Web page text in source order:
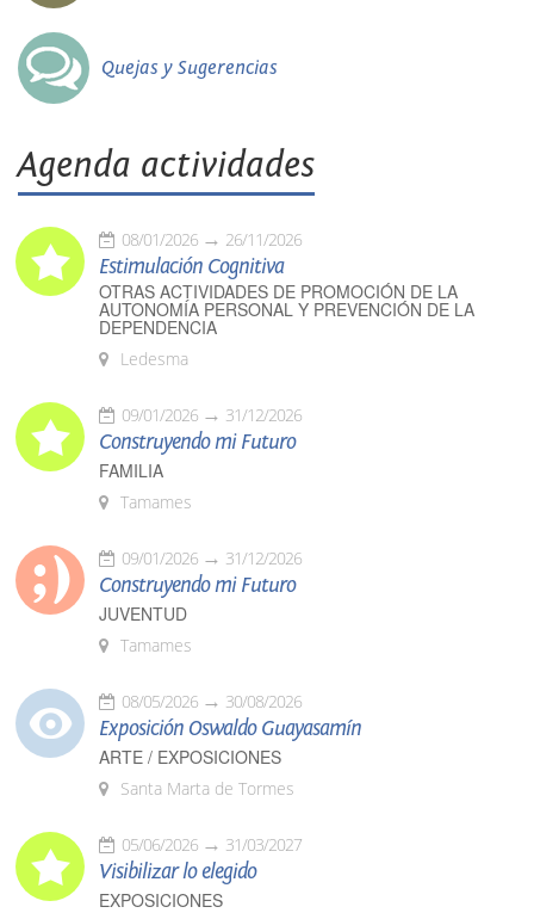
Quejas y Sugerencias
Agenda actividades
08/01/2026 26/11/2026
Estimulación Cognitiva
OTRAS ACTIVIDADES DE PROMOCIÓN DE LA
AUTONOMÍA PERSONAL Y PREVENCIÓN DE LA
DEPENDENCIA
Ledesma
09/01/2026 31/12/2026
Construyendo mi Futuro
FAMILIA
Tamames
09/01/2026 31/12/2026
Construyendo mi Futuro
JUVENTUD
Tamames
08/05/2026 30/08/2026
Exposición Oswaldo Guayasamín
ARTE / EXPOSICIONES
Santa Marta de Tormes
05/06/2026 31/03/2027
Visibilizar lo elegido
EXPOSICIONES